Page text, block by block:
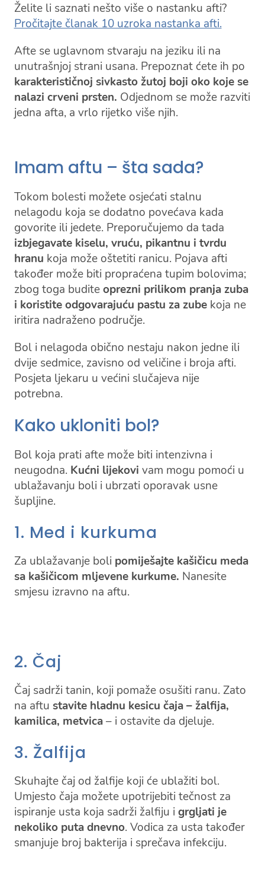
Želite li saznati nešto više o nastanku afti?
Pročitajte članak 10 uzroka nastanka afti.
Afte se uglavnom stvaraju na jeziku ili na
unutrašnjoj strani usana. Prepoznat ćete ih po
karakterističnoj sivkasto žutoj boji oko koje se
nalazi crveni prsten. Odjednom se može razviti
jedna afta, a vrlo rijetko više njih.
Imam aftu – šta sada?
Tokom bolesti možete osjećati stalnu
nelagodu koja se dodatno povećava kada
govorite ili jedete. Preporučujemo da tada
izbjegavate kiselu, vruću, pikantnu i tvrdu
hranu koja može oštetiti ranicu. Pojava afti
također može biti propraćena tupim bolovima;
zbog toga buditeoprezni prilikom pranja zuba
i koristite odgovarajuću pastu za zubekoja ne
iritira nadraženo područje.
Bol i nelagoda obično nestaju nakon jedne ili
dvije sedmice, zavisno od veličine i broja afti.
Posjeta ljekaru u većini slučajeva nije
potrebna.
Kako ukloniti bol?
Bol koja prati afte može biti intenzivna i
neugodna. Kućni lijekovi vam mogu pomoći u
ublažavanju boli i ubrzati oporavak usne
šupljine.
1. Med i kurkuma
Za ublažavanje boli pomiješajte kašičicu meda
sa kašičicom mljevene kurkume. Nanesite
smjesu izravno na aftu.
2. Čaj
Čaj sadrži tanin, koji pomaže osušiti ranu. Zato
na aftu stavite hladnu kesicu čaja – žalfija,
kamilica, metvica– i ostavite da djeluje.
3. Žalfija
Skuhajte čaj od žalfije koji će ublažiti bol.
Umjesto čaja možete upotrijebiti tečnost za
ispiranje usta koja sadrži žalfiju i grgljati je
nekoliko puta dnevno. Vodica za usta također
smanjuje broj bakterija i sprečava infekciju.